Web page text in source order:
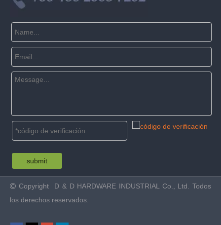
submit
 Copyright
D & D HARDWARE INDUSTRIAL Co., Ltd. Todos
los derechos reservados.